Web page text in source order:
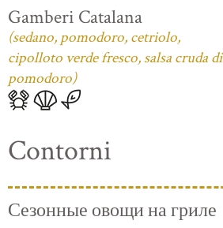
Gamberi Catalana
(sedano, pomodoro, cetriolo,
cipolloto verde fresco, salsa cruda di
pomodoro)
Contorni
Сезонные овощи на гриле